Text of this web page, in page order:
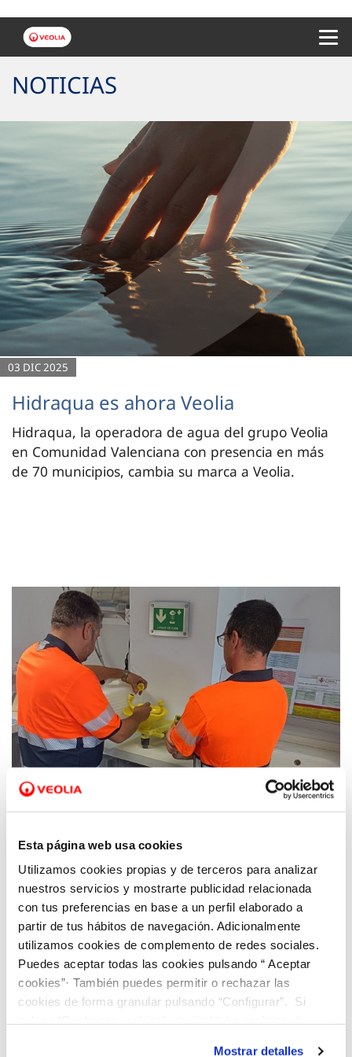
Esta página web usa cookies
Utilizamos cookies propias y de terceros para analizar
nuestros servicios y mostrarte publicidad relacionada
con tus preferencias en base a un perfil elaborado a
partir de tus hábitos de navegación. Adicionalmente
utilizamos cookies de complemento de redes sociales.
Puedes aceptar todas las cookies pulsando “ Aceptar
cookies”· También puedes permitir o rechazar las
cookies de forma granular pulsando “Configurar”. Si
Mostrar detalles
NOTICIAS
03 DIC 2025
Hidraqua es ahora Veolia
Hidraqua, la operadora de agua del grupo Veolia
en Comunidad Valenciana con presencia en más
de 70 municipios, cambia su marca a Veolia.
11 DIC 2023
a través de la Formación Profesional Dual
en la Comunitat Valenciana